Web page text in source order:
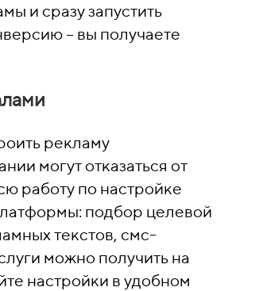
и сразу запустить
– вы получаете
рекламу
могут отказаться от
работу по настройке
подбор целевой
текстов, смс-
можно получить на
настройки в удобном